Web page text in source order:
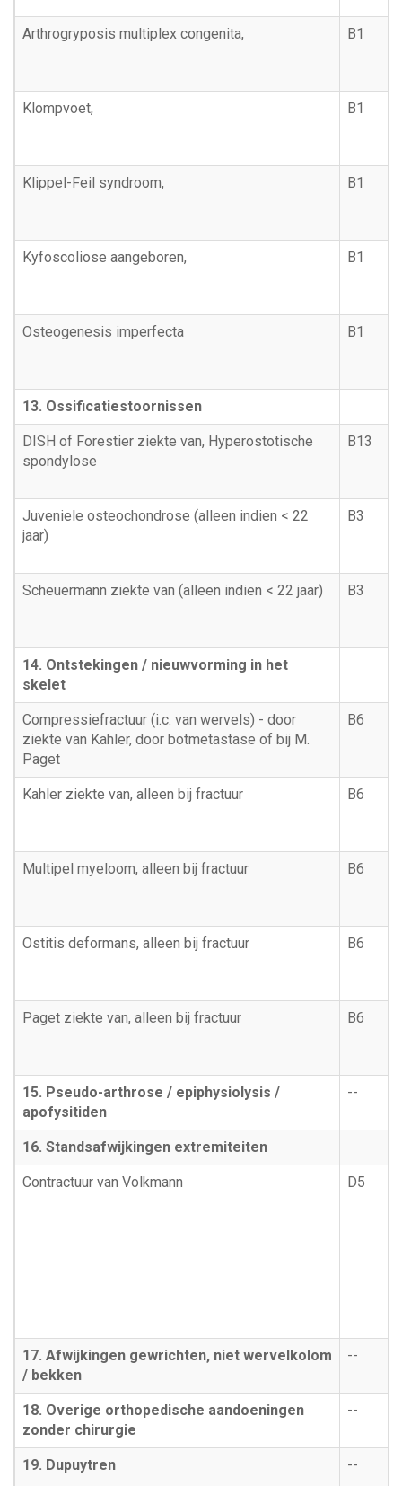
Arthrogryposis multiplex congenita, B1
Klompvoet, B1
Klippel-Feil syndroom, B1
Kyfoscoliose aangeboren, B1
Osteogenesis imperfecta B1
13. Ossificatiestoornissen
DISH of Forestier ziekte van, Hyperostotische
spondylose
B13
Juveniele osteochondrose (alleen indien < 22
jaar)
B3
Scheuermann ziekte van (alleen indien < 22 jaar) B3
14. Ontstekingen / nieuwvorming in het
skelet
Compressiefractuur (i.c. van wervels) - door
ziekte van Kahler, door botmetastase of bij M.
Paget
B6
Kahler ziekte van, alleen bij fractuur B6
Multipel myeloom, alleen bij fractuur B6
Ostitis deformans, alleen bij fractuur B6
Paget ziekte van, alleen bij fractuur B6
15. Pseudo-arthrose / epiphysiolysis /
apofysitiden
--
16. Standsafwijkingen extremiteiten
Contractuur van Volkmann D5
17. Afwijkingen gewrichten, niet wervelkolom
/ bekken
--
18. Overige orthopedische aandoeningen
zonder chirurgie
--
19. Dupuytren --